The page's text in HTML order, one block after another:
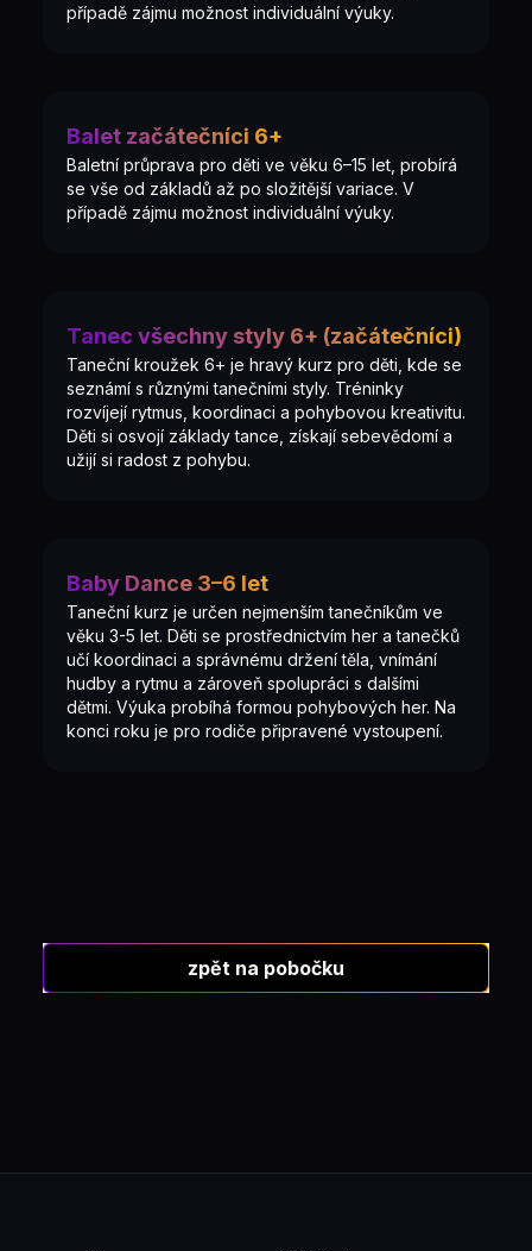
případě zájmu možnost individuální výuky.
Balet začátečníci 6+
Baletní průprava pro děti ve věku 6–15 let, probírá
se vše od základů až po složitější variace. V
případě zájmu možnost individuální výuky.
Tanec všechny styly 6+ (začátečníci)
Taneční kroužek 6+ je hravý kurz pro děti, kde se
seznámí s různými tanečními styly. Tréninky
rozvíjejí rytmus, koordinaci a pohybovou kreativitu.
Děti si osvojí základy tance, získají sebevědomí a
užijí si radost z pohybu.
Baby Dance 3–6 let
Taneční kurz je určen nejmenším tanečníkům ve
věku 3-5 let. Děti se prostřednictvím her a tanečků
učí koordinaci a správnému držení těla, vnímání
hudby a rytmu a zároveň spolupráci s dalšími
dětmi. Výuka probíhá formou pohybových her. Na
konci roku je pro rodiče připravené vystoupení.
zpět na pobočku